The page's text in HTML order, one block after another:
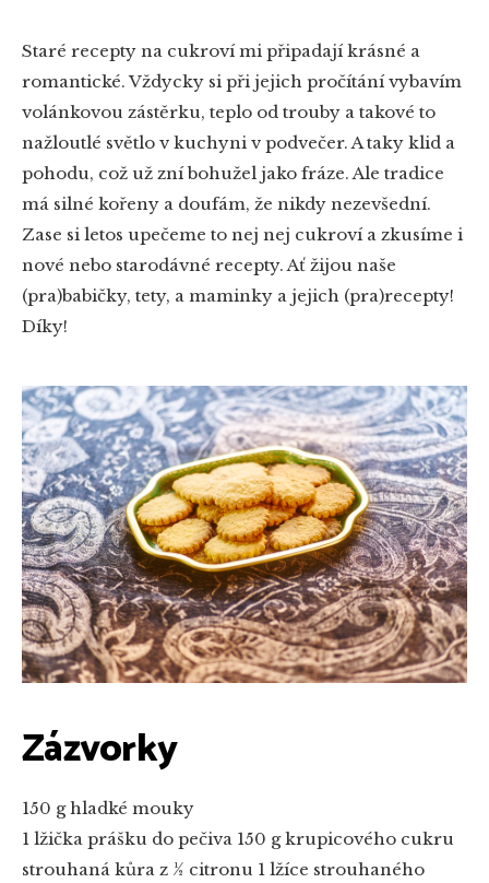
Staré recepty na cukroví mi připadají krásné a
romantické. Vždycky si při jejich pročítání vybavím
volánkovou zástěrku, teplo od trouby a takové to
nažloutlé světlo v kuchyni v podvečer. A taky klid a
pohodu, což už zní bohužel jako fráze. Ale tradice
má silné kořeny a doufám, že nikdy nezevšední.
Zase si letos upečeme to nej nej cukroví a zkusíme i
nové nebo starodávné recepty. Ať žijou naše
(pra)babičky, tety, a maminky a jejich (pra)recepty!
Díky!
Zázvorky
150 g hladké mouky
1 lžička prášku do pečiva 150 g krupicového cukru
strouhaná kůra z ½ citronu 1 lžíce strouhaného